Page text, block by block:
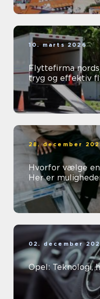
10. marts 2026
Flyttefirma nordsjælland
tryg og effektiv
28. december
Hvorfor vælge en
Her er
02. december
Opel: Teknologi,